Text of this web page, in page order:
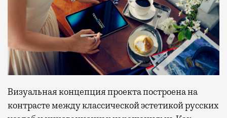
Визуальная концепция проекта построена на
контрасте между классической эстетикой русских